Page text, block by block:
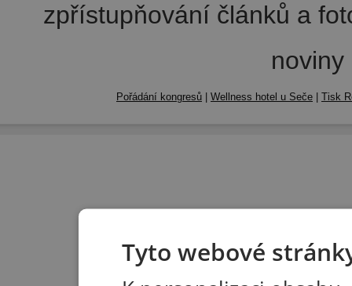
zpřístupňování článků a
Pořádání kongresů Wellness hotel u Seče Tisk
Tyto webové